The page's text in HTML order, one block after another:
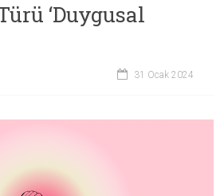
‘Duygusal
31 Ocak 2024